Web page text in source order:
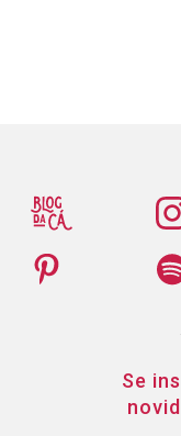
Se